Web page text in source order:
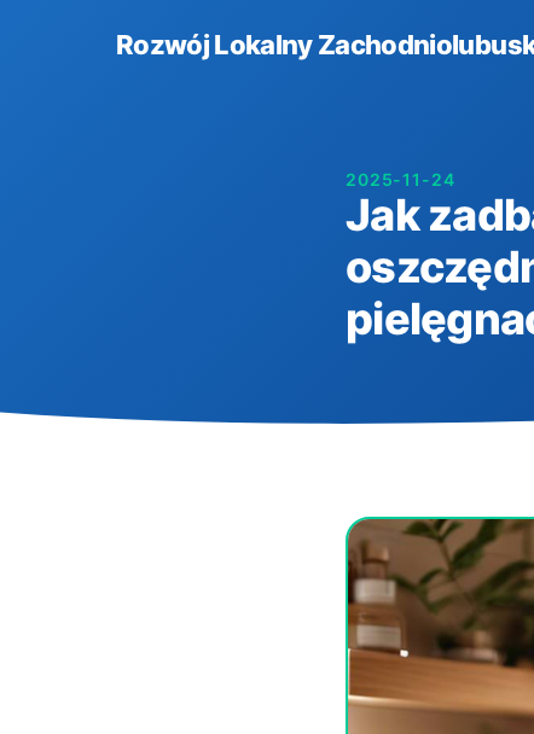
Rozwój Lokalny
2025-11-24
Jak